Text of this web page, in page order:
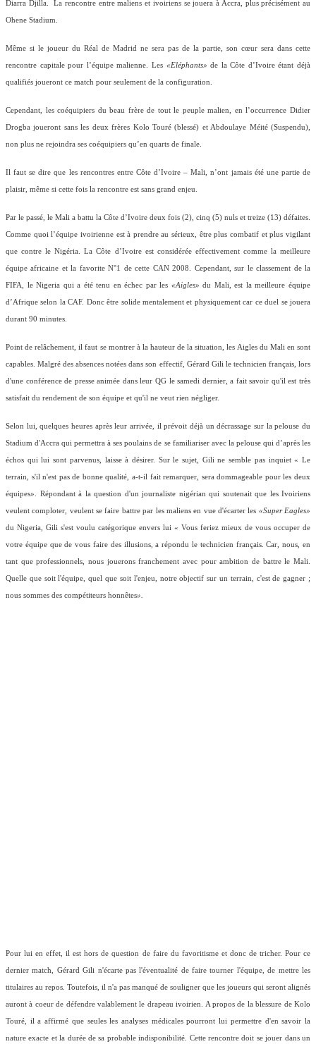
Diarra Djilla.
La rencontre entre maliens et ivoiriens se jouera à Accra, plus précisément au
Ohene Stadium.
Même si le joueur du Réal de Madrid ne sera pas de la partie, son cœur sera dans cette
rencontre capitale pour l’équipe malienne. Les «Eléphants» de la Côte d’Ivoire étant déjà
qualifiés joueront ce match pour seulement de la configuration.
Cependant, les coéquipiers du beau frère de tout le peuple malien, en l’occurrence Didier
Drogba joueront sans les deux frères Kolo Touré (blessé) et Abdoulaye Méité (Suspendu),
non plus ne rejoindra ses coéquipiers qu’en quarts de finale.
Il faut se dire que les rencontres entre Côte d’Ivoire – Mali, n’ont jamais été une partie de
plaisir, même si cette fois la rencontre est sans grand enjeu.
Par le passé, le Mali a battu la Côte d’Ivoire deux fois (2), cinq (5) nuls et treize (13) défaites.
Comme quoi l’équipe ivoirienne est à prendre au sérieux, être plus combatif et plus vigilant
que contre le Nigéria. La Côte d’Ivoire est considérée effectivement comme la meilleure
équipe africaine et la favorite N°1 de cette CAN 2008. Cependant, sur le classement de la
FIFA, le Nigeria qui a été tenu en échec par les «Aigles» du Mali, est la meilleure équipe
d’Afrique selon la CAF. Donc être solide mentalement et physiquement car ce duel se jouera
durant 90 minutes.
Point de relâchement, il faut se montrer à la hauteur de la situation, les Aigles du Mali en sont
capables. Malgré des absences notées dans son effectif, Gérard Gili le technicien français, lors
d'une conférence de presse animée dans leur QG le samedi dernier, a fait savoir qu'il est très
satisfait du rendement de son équipe et qu'il ne veut rien négliger.
Selon lui, quelques heures après leur arrivée, il prévoit déjà un décrassage sur la pelouse du
Stadium d'Accra qui permettra à ses poulains de se familiariser avec la pelouse qui d’après les
échos qui lui sont parvenus, laisse à désirer. Sur le sujet, Gili ne semble pas inquiet« Le
terrain, s'il n'est pas de bonne qualité, a-t-il fait remarquer, sera dommageable pour les deux
équipes» . Répondant à la question d'un journaliste nigérian qui soutenait que les Ivoiriens
veulent comploter, veulent se faire battre par les maliens en vue d'écarter les «Super Eagles»
du Nigeria, Gili s'est voulu catégorique envers lui « Vous feriez mieux de vous occuper de
votre équipe que de vous faire des illusions, a répondu le technicien français. Car, nous, en
tant que professionnels, nous jouerons franchement avec pour ambition de battre le Mali.
Quelle que soit l'équipe, quel que soit l'enjeu, notre objectif sur un terrain, c'est de gagner ;
nous sommes des compétiteurs honnêtes».
Pour lui en effet, il est hors de question de faire du favoritisme et donc de tricher. Pour ce
dernier match, Gérard Gili n'écarte pas l'éventualité de faire tourner l'équipe, de mettre les
titulaires au repos. Toutefois, il n'a pas manqué de souligner que les joueurs qui seront alignés
auront à coeur de défendre valablement le drapeau ivoirien. A propos de la blessure de Kolo
Touré, il a affirmé que seules les analyses médicales pourront lui permettre d'en savoir la
nature exacte et la durée de sa probable indisponibilité. Cette rencontre doit se jouer dans un